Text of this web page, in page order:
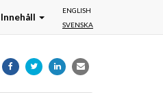
ENGLISH
SVENSKA
Innehåll